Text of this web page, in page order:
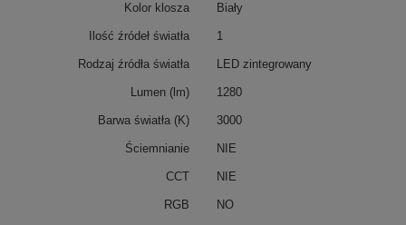
Kolor klosza Biały
Ilość źródeł światła 1
Rodzaj źródła światła LED zintegrowany
Lumen (lm) 1280
Barwa światła (K) 3000
Ściemnianie NIE
CCT NIE
RGB NO